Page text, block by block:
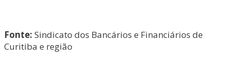
Fonte: Sindicato dos Bancários e Financiários de
Curitiba e região